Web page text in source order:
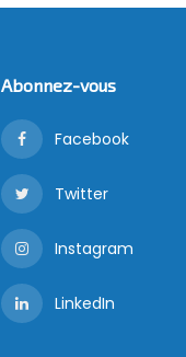
Abonnez-vous
Facebook
Twitter
Instagram
LinkedIn